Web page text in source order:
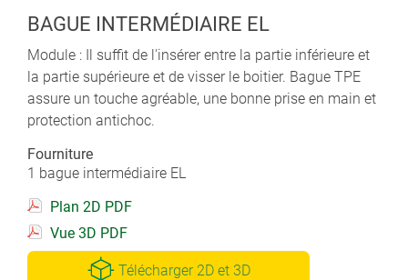
BAGUE INTERMÉDIAIRE EL
Module : Il suffit de l'insérer entre la partie inférieure et
la partie supérieure et de visser le boitier. Bague TPE
assure un touche agréable, une bonne prise en main et
protection antichoc.
Fourniture
1 bague intermédiaire EL
Plan 2D PDF
Vue 3D PDF
Télécharger 2D et 3D